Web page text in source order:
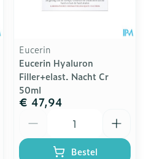
Eucerin
Eucerin Hyaluron
Filler+elast. Nacht Cr
50ml
€ 47,94
Bestel